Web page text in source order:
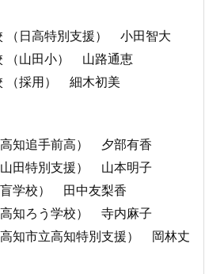
（日高特別支援） 小田智大
（山田小） 山路通恵
（採用） 細木初美
知追手前高） 夕部有香
田特別支援） 山本明子
学校） 田中友梨香
知ろう学校） 寺内麻子
知市立高知特別支援） 岡林丈